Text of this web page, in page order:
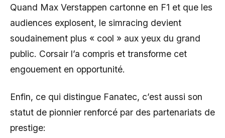
Quand Max Verstappen cartonne en F1 et que les
audiences explosent, le simracing devient
soudainement plus « cool » aux yeux du grand
public. Corsair l’a compris et transforme cet
engouement en opportunité.
Enfin, ce qui distingue Fanatec, c’est aussi son
statut de pionnier renforcé par des partenariats de
prestige: